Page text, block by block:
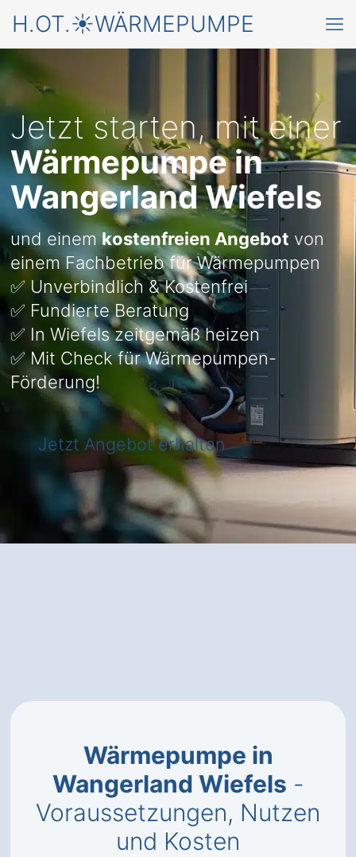
H.OT.☀️WÄRMEPUMPE
Jetzt starten, mit einer
Wärmepumpe in
Wangerland Wiefels
und einem kostenfreien Angebot von
einem Fachbetrieb für Wärmepumpen
✅ Unverbindlich & Kostenfrei
✅ Fundierte Beratung
✅ In Wiefels zeitgemäß heizen
✅ Mit Check für Wärmepumpen-
Förderung!
Jetzt Angebot erhalten
Wärmepumpe in
Wangerland Wiefels -
Voraussetzungen, Nutzen
und Kosten